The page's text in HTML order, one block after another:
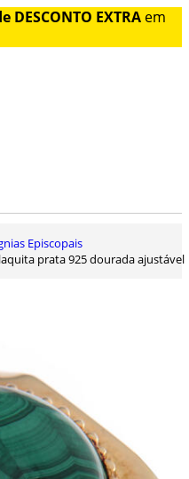
DESCONTO EXTRA em
Episcopais
prata 925 dourada ajustável